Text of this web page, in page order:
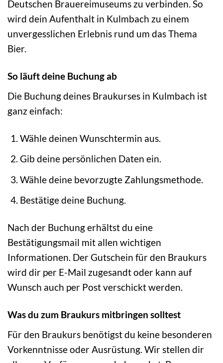
Deutschen Brauereimuseums zu verbinden. So
wird dein Aufenthalt in Kulmbach zu einem
unvergesslichen Erlebnis rund um das Thema
Bier.
So läuft deine Buchung ab
Die Buchung deines Braukurses in Kulmbach ist
ganz einfach:
Wähle deinen Wunschtermin aus.
Gib deine persönlichen Daten ein.
Wähle deine bevorzugte Zahlungsmethode.
Bestätige deine Buchung.
Nach der Buchung erhältst du eine
Bestätigungsmail mit allen wichtigen
Informationen. Der Gutschein für den Braukurs
wird dir per E-Mail zugesandt oder kann auf
Wunsch auch per Post verschickt werden.
Was du zum Braukurs mitbringen solltest
Für den Braukurs benötigst du keine besonderen
Vorkenntnisse oder Ausrüstung. Wir stellen dir